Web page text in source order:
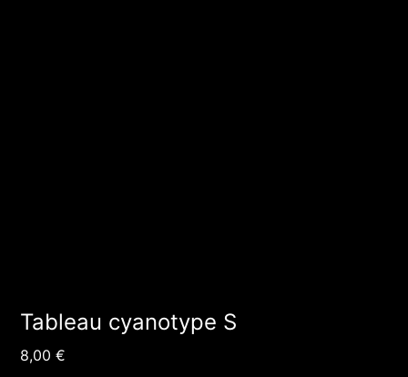
Tableau cyanotype S
8,00€